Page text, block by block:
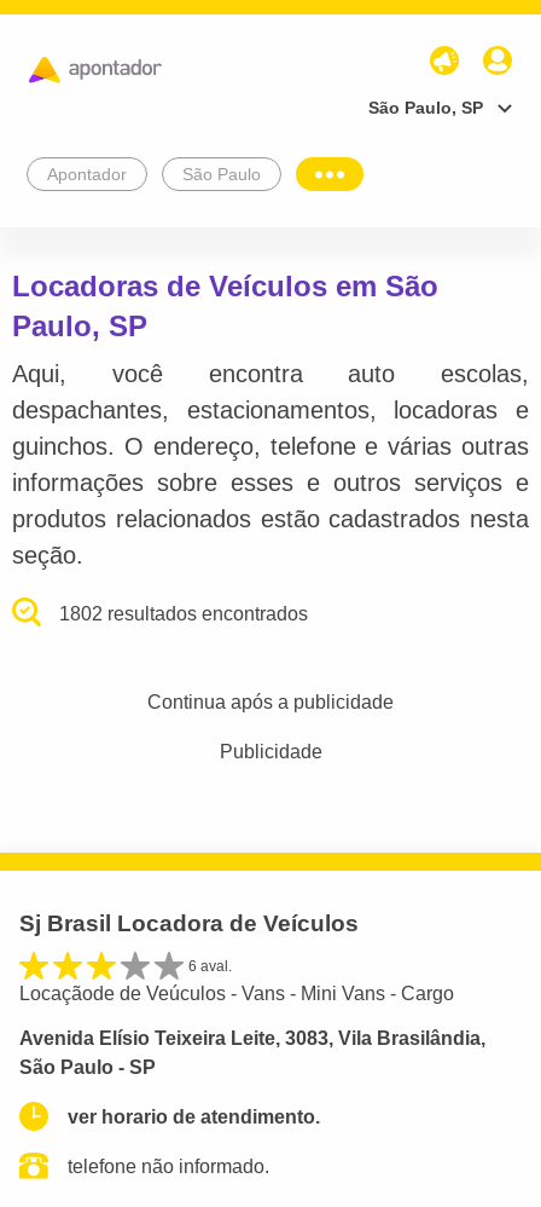
São Paulo, SP
Apontador São Paulo
Locadoras de Veículos em São
Paulo, SP
Aqui, você encontra auto escolas,
despachantes, estacionamentos, locadoras e
guinchos. O endereço, telefone e várias outras
informações sobre esses e outros serviços e
produtos relacionados estão cadastrados nesta
seção.
1802 resultados encontrados
Continua após a publicidade
Publicidade
Sj Brasil Locadora de Veículos
6 aval.
Locaçãode de Veúculos - Vans - Mini Vans - Cargo
Avenida Elísio Teixeira Leite, 3083, Vila Brasilândia,
São Paulo - SP
ver horario de atendimento.
telefone não informado.